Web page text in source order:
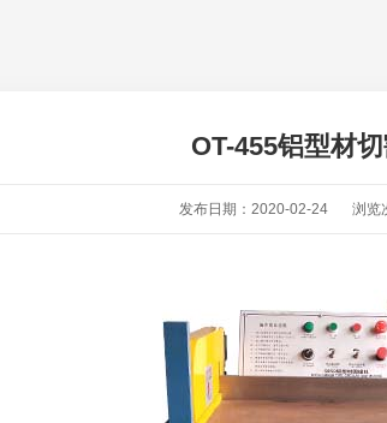
OT-455铝型材
发布日期：2020-02-24 浏览